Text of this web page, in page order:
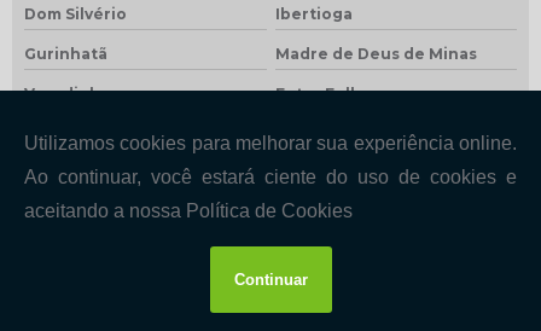
Dom Silvério Ibertioga
Gurinhatã Madre de Deus de Minas
Veredinha Entre Folhas
Rio Preto
Sobrália Felício dos Santos
Moeda Cristália
São Pedro do Suaçuí